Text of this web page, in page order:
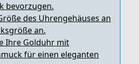
bevorzugen.
des Uhrengehäuses an
an.
Ihre Golduhr mit
für einen eleganten